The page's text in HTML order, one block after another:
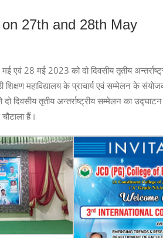
27th and 28th May
एवं 28 मई 2023 को दो दिवसीय तृतीय
महाविद्यालय के प्राचार्य एवं सम्मेलन के
दिवसीय तृतीय अन्तर्राष्ट्रीय सम्मेलन का
हैं।